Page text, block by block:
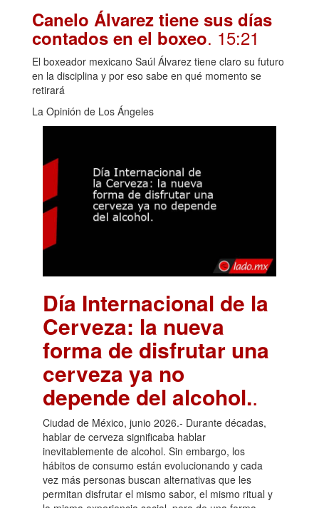
Canelo Álvarez tiene sus días
contados en el boxeo. 15:21
El boxeador mexicano Saúl Álvarez tiene claro su futuro
en la disciplina y por eso sabe en qué momento se
retirará
La Opinión de Los Ángeles
Día Internacional de la
Cerveza: la nueva
forma de disfrutar una
cerveza ya no
depende del alcohol..
Ciudad de México, junio 2026.- Durante décadas,
hablar de cerveza significaba hablar
inevitablemente de alcohol. Sin embargo, los
hábitos de consumo están evolucionando y cada
vez más personas buscan alternativas que les
permitan disfrutar el mismo sabor, el mismo ritual y